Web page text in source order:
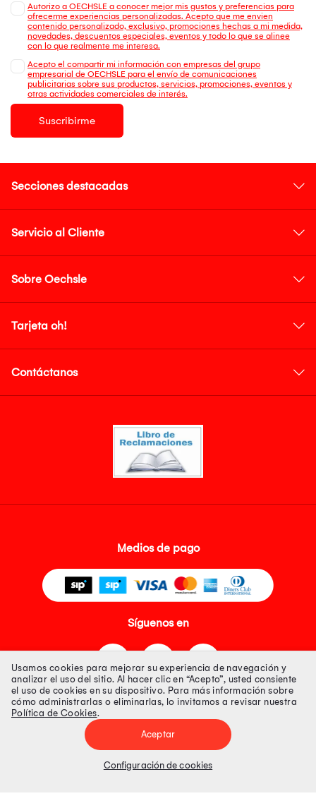
Autorizo a OECHSLE a conocer mejor mis gustos y preferencias para
ofrecerme experiencias personalizadas. Acepto que me envien
contenido personalizado, exclusivo, promociones hechas a mi medida,
novedades, descuentos especiales, eventos y todo lo que se alinee
con lo que realmente me interesa.
Acepto el compartir mi información con empresas del grupo
empresarial de OECHSLE para el envío de comunicaciones
publicitarias sobre sus productos, servicios, promociones, eventos y
otras actividades comerciales de interés.
Suscribirme
Secciones destacadas
Servicio al Cliente
Sobre Oechsle
Tarjeta oh!
Contáctanos
Medios de pago
Síguenos en
Tienda 100% Segura
Tiendas Peruanas S.A. R.U.C. Nº 20493020618. Todos los derechos
Precios disponibles solo en www.oechsle.pe. Precios online publicados
Usamos cookies para mejorar su experiencia de navegación y
analizar el uso del sitio. Al hacer clic en “Acepto”, usted consiente
el uso de cookies en su dispositivo. Para más información sobre
cómo administrarlas o eliminarlas, lo invitamos a revisar nuestra
Política de Cookies.
Aceptar
Configuración de cookies